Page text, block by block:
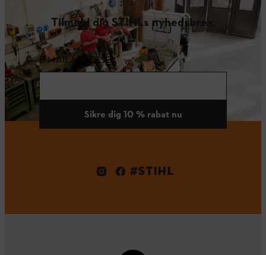
Tilmeld dig STIHLs nyhedsbrev.
E-MAILADRESSE
Sikre dig 10 % rabat nu
#STIHL